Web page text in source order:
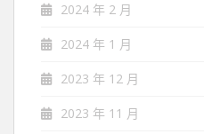
2024 年 2 月
2024 年 1 月
2023 年 12 月
2023 年 11 月